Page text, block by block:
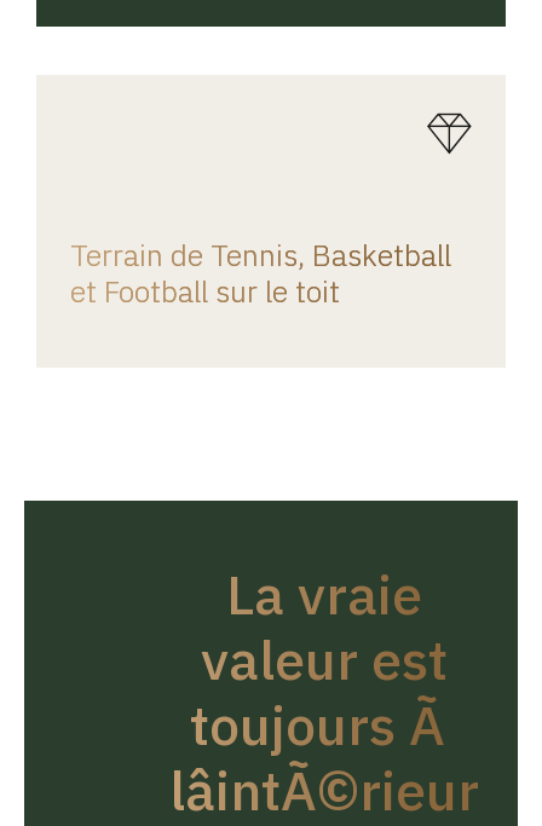
Terrain de Tennis, Basketball
et Football sur le toit
La vraie
valeur est
toujours Ã
lâintÃ©rieur